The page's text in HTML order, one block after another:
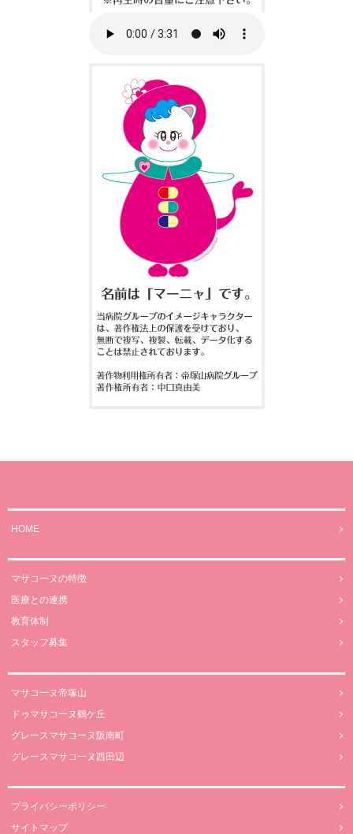
HOME
マサコーヌの特徴
医療との連携
教育体制
スタッフ募集
マサコーヌ帝塚山
ドゥマサコーヌ鶴ケ丘
グレースマサコーヌ阪南町
グレースマサコーヌ西田辺
プライバシーポリシー
サイトマップ